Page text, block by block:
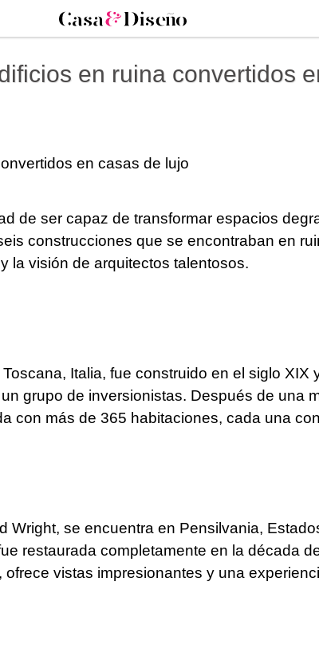
en ruina convertidos
en casas de lujo
de ser capaz de transformar espacios
construcciones que se encontraban en
la visión de arquitectos talentosos.
Italia, fue construido en el siglo XIX
grupo de inversionistas. Después de una
con más de 365 habitaciones, cada una
Wright, se encuentra en Pensilvania,
restaurada completamente en la década
vistas impresionantes y una